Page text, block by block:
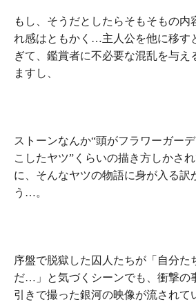
もし、そうだとしたらそもそもの内
れ感はともかく…主人公を他に移す
ぎて、 鑑賞者に不必要な混乱を与え
ますし、
ストーンなんか“頭がフラワーガー
こしたヤツ” くらいの描き方しかさ
に、そんなヤツの物語に身が入る訳
う…。
序盤で脱獄した囚人たちが「自分た
だ…」と気づくシーンでも、衝撃の
引きで撮った銀河の映像が流されて